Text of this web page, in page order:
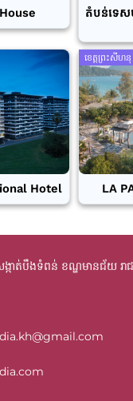
តំបន់ទេស
Hotel
ខេត្តព្រះសីហនុ
LA
កាត់បឹងទំពន់ ខណ្ឌមានជ័យ រា